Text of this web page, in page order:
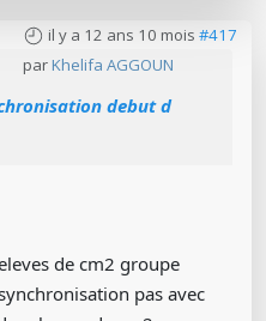
il y a 12 ans 10 mois #417
par Khelifa AGGOUN
debut d
de cm2 groupe
pas avec